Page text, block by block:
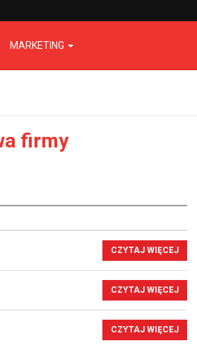
MARKETING
firmy
CZYTAJ WIĘCEJ
CZYTAJ WIĘCEJ
CZYTAJ WIĘCEJ